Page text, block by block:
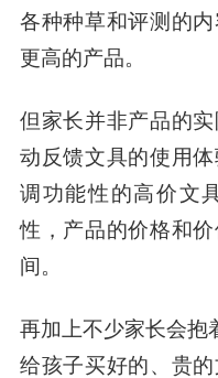
各种种草和评测的
更高的产品。
但家长并非产品的
动反馈文具的使用
调功能性的高价文
性，产品的价格和
间。
再加上不少家长会抱
给孩子买好的、贵